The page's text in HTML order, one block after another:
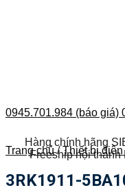
0945.701.984 (báo giá)
Hàng chính hãng
Freeship nội thành
Trang chủ / Thiết bị
3RK1911-